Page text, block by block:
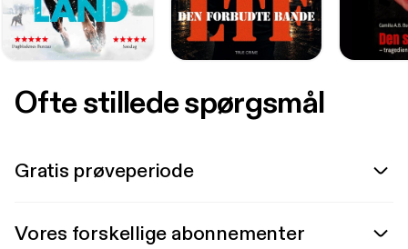
Ofte stillede spørgsmål
Gratis prøveperiode
Vores forskellige abonnementer